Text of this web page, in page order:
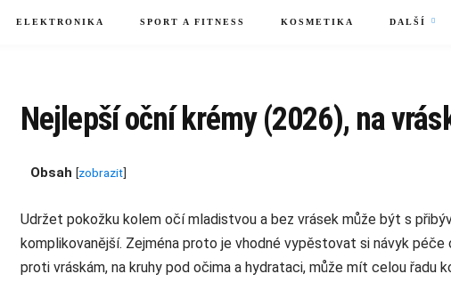
ELEKTRONIKA SPORT A FITNESS KOSMETIKA DALŠÍ
Nejlepší oční krémy (2026), na
Obsah [zobrazit]
Udržet pokožku kolem očí mladistvou a bez vrásek může být s
komplikovanější. Zejména proto je vhodné vypěstovat si návyk
proti vráskám, na kruhy pod očima a hydrataci, může mít celou řadu